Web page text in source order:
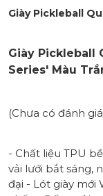
Giày Pickleball
Giày Pickleball
Series' Màu
(Chưa có đánh
- Chất liệu TPU
vải lưới bắt sáng,
đại - Lót giày mới